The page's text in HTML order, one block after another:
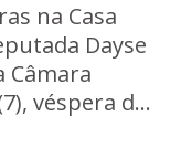
na Casa
Dayse
Câmara
véspera d...